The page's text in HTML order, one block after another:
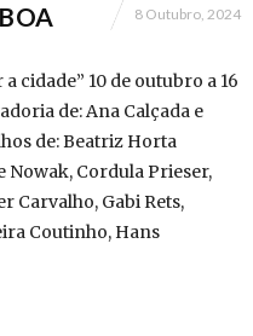
8 Outubro, 2024
cidade” 10 de outubro a 16
de: Ana Calçada e
de: Beatriz Horta
Nowak, Cordula Prieser,
Carvalho, Gabi Rets,
Coutinho, Hans